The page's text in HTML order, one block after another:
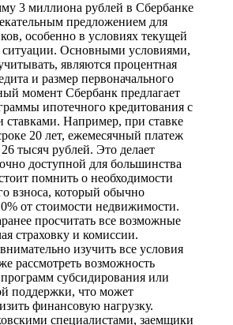
3 миллиона рублей в Сбербанке
предложением для
особенно в условиях текущей
ситуации. Основными условиями,
являются процентная
и размер первоначального
момент Сбербанк предлагает
ипотечного кредитования с
ставками. Например, при ставке
20 лет, ежемесячный платеж
тысяч рублей. Это делает
доступной для большинства
помнить о необходимости
взноса, который обычно
от стоимости недвижимости.
просчитать все возможные
страховку и комиссии.
изучить все условия
рассмотреть возможность
субсидирования или
поддержки, что может
финансовую нагрузку.
специалистами, заемщики